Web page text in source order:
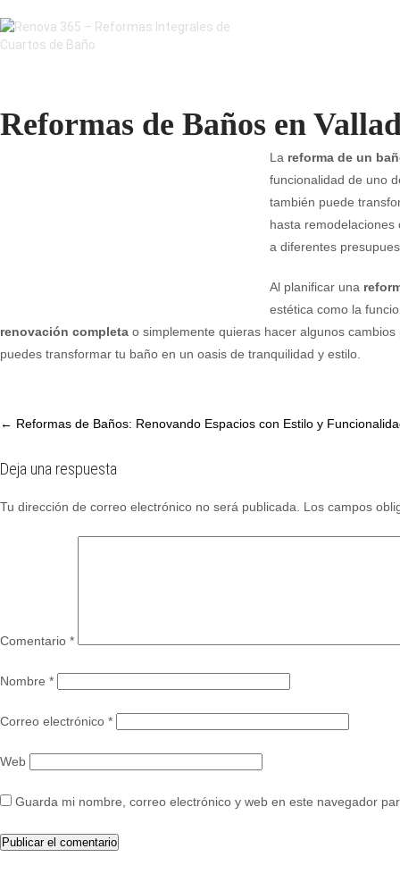
Reformas de Baños en
La reforma de un
funcionalidad de uno
también puede
hasta
a diferentes
Al planificar una
estética como la
renovación completa o simplemente quieras hacer algunos
puedes transformar tu baño en un oasis de tranquilidad y estilo.
Post
← Reformas de Baños: Renovando Espacios con Estilo y
Deja una respuesta
Tu dirección de correo electrónico no será publicada. Los campos
Comentario *
Nombre *
Correo electrónico *
Web
Guarda mi nombre, correo electrónico y web en este navegador